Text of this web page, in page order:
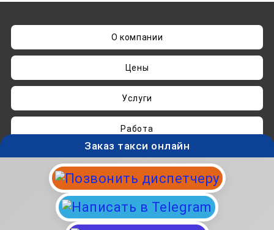
О компании
Цены
Услуги
Работа
Нашли ошибку? Пишите наadmin@taksisvo.ru
Такси для СВОих - taksisvo.ru © 05.2025-2026.
Вся информация на данном сайте носит
исключительно ознакомительный характер и не
является публичной офертой.
Заказ такси онлайн